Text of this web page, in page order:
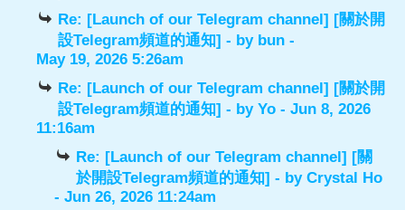
Re: [Launch of our Telegram channel] [關於開
設Telegram頻道的通知] - by bun -
May 19, 2026 5:26am
Re: [Launch of our Telegram channel] [關於開
設Telegram頻道的通知] - byYo - Jun 8, 2026
11:16am
Re: [Launch of our Telegram channel] [關
於開設Telegram頻道的通知] - byCrystal Ho
- Jun 26, 2026 11:24am